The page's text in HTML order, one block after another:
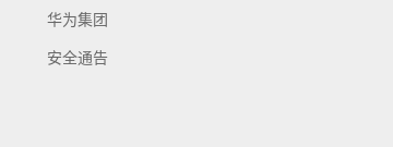
华为集团
安全通告